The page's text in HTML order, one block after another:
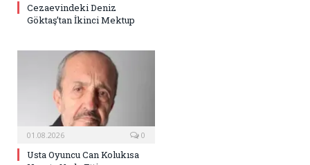
Cezaevindeki Deniz
Göktaş’tan İkinci Mektup
01.08.2026 0
Usta Oyuncu Can Kolukısa